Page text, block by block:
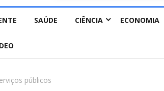
SAÚDE CIÊNCIA ECONOMIA
públicos